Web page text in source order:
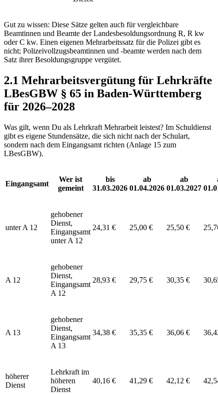
Gut zu wissen: Diese Sätze gelten auch für vergleichbare
Beamtinnen und Beamte der Landesbesoldungsordnung R, R kw
oder C kw. Einen eigenen Mehrarbeitssatz für die Polizei gibt es
nicht; Polizeivollzugsbeamtinnen und -beamte werden nach dem
Satz ihrer Besoldungsgruppe vergütet.
2.1 Mehrarbeitsvergütung für Lehrkräfte
LBesGBW § 65 in Baden-Württemberg
für 2026–2028
Was gilt, wenn Du als Lehrkraft Mehrarbeit leistest? Im Schuldienst
gibt es eigene Stundensätze, die sich nicht nach der Schulart,
sondern nach dem Eingangsamt richten (Anlage 15 zum
LBesGBW).
Eingangsamt
Wer ist
gemeint
bis
31.03.2026
ab
01.04.2026
ab
01.03.2027
unter A 12
gehobener
Dienst,
Eingangsamt
unter A 12
24,31 € 25,00 € 25,50 €
A 12
gehobener
Dienst,
Eingangsamt
A 12
28,93 € 29,75 € 30,35 €
A 13
gehobener
Dienst,
Eingangsamt
A 13
34,38 € 35,35 € 36,06 €
höherer
Dienst
Lehrkraft im
höheren
Dienst
40,16 € 41,29 € 42,12 €